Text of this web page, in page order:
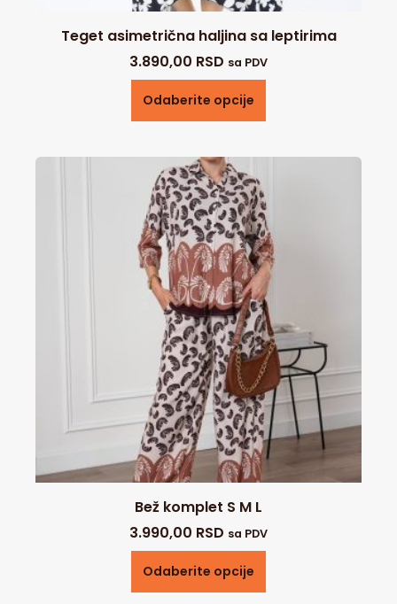
Teget asimetrična haljina sa leptirima
3.890,00 RSD sa PDV
Odaberite opcije
Bež komplet S M L
3.990,00 RSD sa PDV
Odaberite opcije